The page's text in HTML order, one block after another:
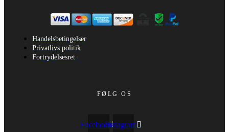
Handelsbetingelser
Privatlivs politik
Fortrydelsesret
FØLG OS
FacebookInstagram